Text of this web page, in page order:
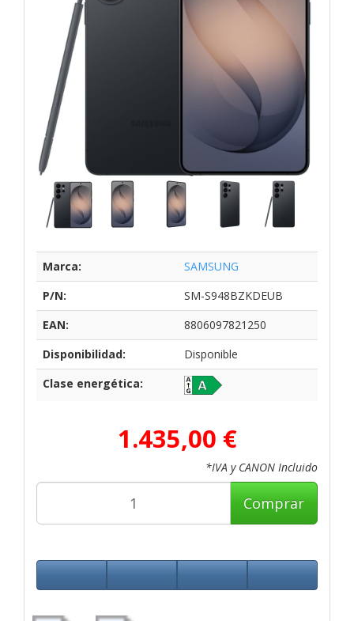
Marca:
SAMSUNG
P/N:
SM-S948BZKDEUB
EAN:
8806097821250
Disponibilidad:
Disponible
Clase energética:
1.435,00 €
*IVA y CANON Incluido
Comprar